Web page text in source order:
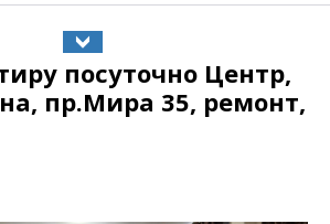
посуточно Центр,
пр.Мира 35, ремонт,